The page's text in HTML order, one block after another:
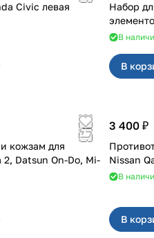
Civic левая
Набор
В
В
кожзам для
2, Datsun On-Do, Mi-
3 400 ₽
Nissan
В
В